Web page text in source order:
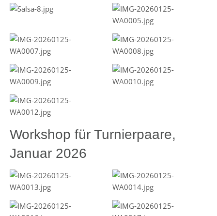
Workshop für Turnierpaare,
Januar 2026